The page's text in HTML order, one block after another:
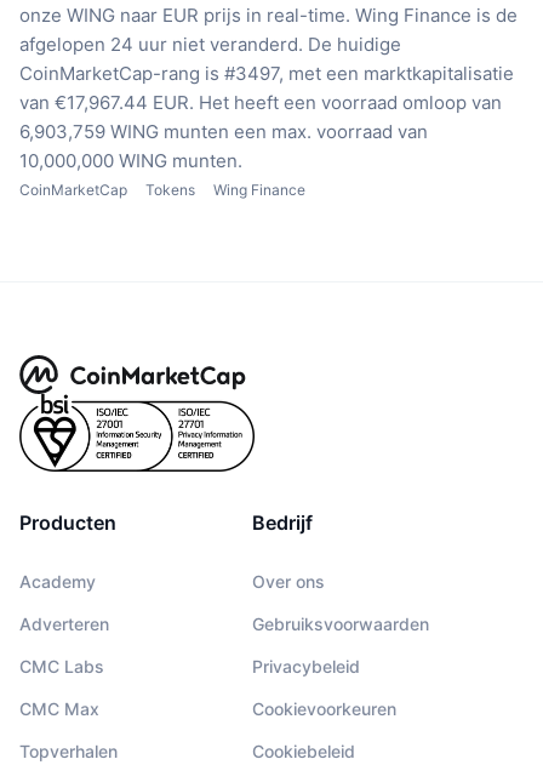
onze WING naar EUR prijs in real-time. Wing Finance is de
afgelopen 24 uur niet veranderd. De huidige
CoinMarketCap-rang is #3497, met een marktkapitalisatie
van €17,967.44 EUR. Het heeft een voorraad omloop van
6,903,759 WING munten een max. voorraad van
10,000,000 WING munten.
CoinMarketCap Tokens Wing Finance
Producten
Academy
Adverteren
CMC Labs
CMC Max
Topverhalen
Bedrijf
Over ons
Gebruiksvoorwaarden
Privacybeleid
Cookievoorkeuren
Cookiebeleid